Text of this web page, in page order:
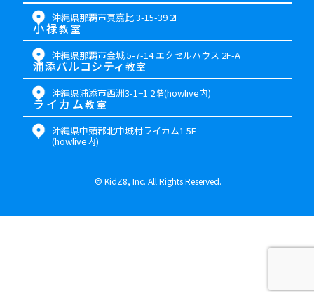
小禄教室
沖縄県那覇市金城 5-7-14 エクセルハウス 2F-A
沖縄県那覇市真嘉比 3-15-39 2F
ライカム教室
沖縄県中頭郡北中城村ライカム1 5F
(howlive内)
浦添パルコシティ教室
沖縄県浦添市西洲3-1−1 2階(howlive内)
© KidZ8, Inc. All Rights Reserved.